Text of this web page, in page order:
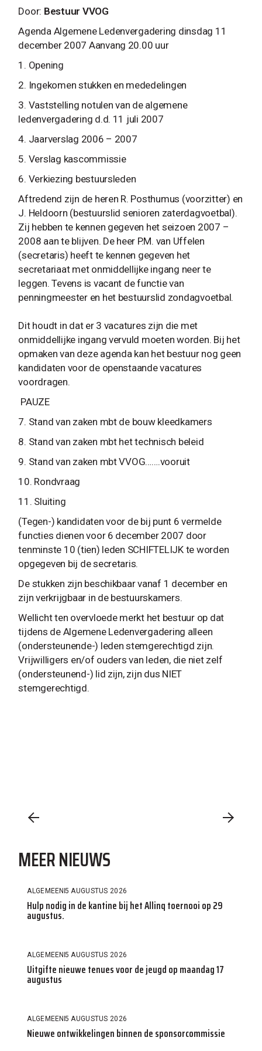
Door: Bestuur VVOG
Agenda Algemene Ledenvergadering dinsdag 11
december 2007 Aanvang 20.00 uur
1. Opening
2. Ingekomen stukken en mededelingen
3. Vaststelling notulen van de algemene
ledenvergadering d.d. 11 juli 2007
4. Jaarverslag 2006 – 2007
5. Verslag kascommissie
6. Verkiezing bestuursleden
Aftredend zijn de heren R. Posthumus (voorzitter) en
J. Heldoorn (bestuurslid senioren zaterdagvoetbal).
Zij hebben te kennen gegeven het seizoen 2007 –
2008 aan te blijven. De heer P.M. van Uffelen
(secretaris) heeft te kennen gegeven het
secretariaat met onmiddellijke ingang neer te
leggen. Tevens is vacant de functie van
penningmeester en het bestuurslid zondagvoetbal.
Dit houdt in dat er 3 vacatures zijn die met
onmiddellijke ingang vervuld moeten worden. Bij het
opmaken van deze agenda kan het bestuur nog geen
kandidaten voor de openstaande vacatures
voordragen.
PAUZE
7. Stand van zaken mbt de bouw kleedkamers
8. Stand van zaken mbt het technisch beleid
9. Stand van zaken mbt VVOG…….vooruit
10. Rondvraag
11. Sluiting
(Tegen-) kandidaten voor de bij punt 6 vermelde
functies dienen voor 6 december 2007 door
tenminste 10 (tien) leden SCHIFTELIJK te worden
opgegeven bij de secretaris.
De stukken zijn beschikbaar vanaf 1 december en
zijn verkrijgbaar in de bestuurskamers.
Wellicht ten overvloede merkt het bestuur op dat
tijdens de Algemene Ledenvergadering alleen
(ondersteunende-) leden stemgerechtigd zijn.
Vrijwilligers en/of ouders van leden, die niet zelf
(ondersteunend-) lid zijn, zijn dus NIET
stemgerechtigd.
MEER NIEUWS
ALGEMEEN5 AUGUSTUS 2026
Hulp nodig in de kantine bij het Allinq toernooi op 29
augustus.
ALGEMEEN5 AUGUSTUS 2026
Uitgifte nieuwe tenues voor de jeugd op maandag 17
augustus
ALGEMEEN5 AUGUSTUS 2026
Nieuwe ontwikkelingen binnen de sponsorcommissie